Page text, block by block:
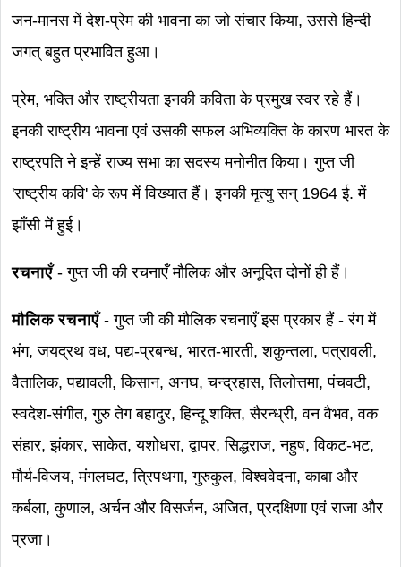
जन-मानस में देश-प्रेम की भावना का जो संचार किया, उससे हिन्दी
जगत् बहुत प्रभावित हुआ।
प्रेम, भक्ति और राष्ट्रीयता इनकी कविता के प्रमुख स्वर रहे हैं।
इनकी राष्ट्रीय भावना एवं उसकी सफल अभिव्यक्ति के कारण भारत के
राष्ट्रपति ने इन्हें राज्य सभा का सदस्य मनोनीत किया। गुप्त जी
'राष्ट्रीय कवि' के रूप में विख्यात हैं। इनकी मृत्यु सन् 1964 ई. में
झाँसी में हुई।
रचनाएँ- गुप्त जी की रचनाएँ मौलिक और अनूदित दोनों ही हैं।
मौलिक रचनाएँ- गुप्त जी की मौलिक रचनाएँ इस प्रकार हैं - रंग में
भंग, जयद्रथ वध, पद्य-प्रबन्ध, भारत-भारती, शकुन्तला, पत्रावली,
वैतालिक, पद्यावली, किसान, अनघ, चन्द्रहास, तिलोत्तमा, पंचवटी,
स्वदेश-संगीत, गुरु तेग बहादुर, हिन्दू शक्ति, सैरन्ध्री, वन वैभव, वक
संहार, झंकार, साकेत, यशोधरा, द्वापर, सिद्धराज, नहुष, विकट-भट,
मौर्य-विजय, मंगलघट, त्रिपथगा, गुरुकुल, विश्ववेदना, काबा और
कर्बला, कुणाल, अर्चन और विसर्जन, अजित, प्रदक्षिणा एवं राजा और
प्रजा।